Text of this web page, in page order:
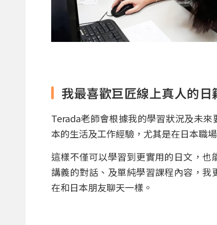
我最喜歡巨匠線上真人的
Terada老師會根據我的學習狀況及未
本的生活及工作經驗，尤其是在日本職
這樣不僅可以學習到更實用的日文，
講義的對話、及單純學習課程內容，
在和日本朋友聊天一樣。